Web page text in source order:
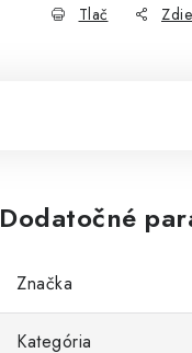
Tlač
Dodatočné
Značka
Kategória